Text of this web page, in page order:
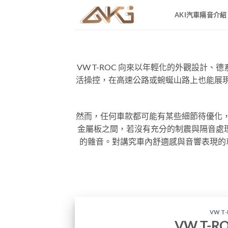
AKI汽車隔音介紹
VW T-ROC 向來以年輕化的外觀設計、
活操控，在高速公路或蜿蜒山路上也能展
然而，任何車款都可能有某些細節待優化
金屬板之間，若沒有充分的制震與隔音
的雜音。對講究車內舒適感與音響表現
VW T-